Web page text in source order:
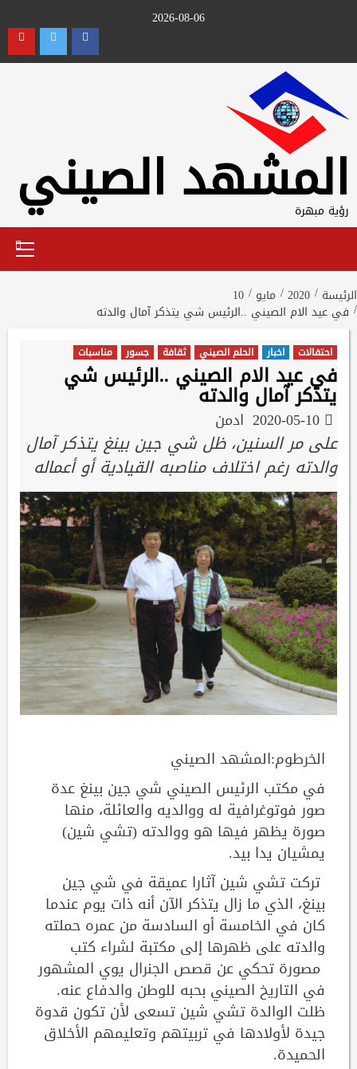
2026-08-06
Facebook
Twitter
المشهد الصيني
رؤية مبهرة
Primary
الرئيسة 2020 مايو 10
في عيد الام الصيني ..الرئيس شي يتذكر آمال والدته
احتفالات اخبار الحلم الصيني ثقافة جسور مناسبات
في عيد الام الصيني ..الرئيس شي
يتذكر آمال والدته
ادمن
على مر السنين، ظل شي جين بينغ يتذكر آمال
والدته رغم اختلاف مناصبه القيادية أو أعماله
الخرطوم:المشهد الصيني
في مكتب الرئيس الصيني شي جين بينغ عدة
صور فوتوغرافية له ووالديه والعائلة، منها
صورة يظهر فيها هو ووالدته (تشي شين)
يمشيان يدا بيد.
تركت تشي شين آثارا عميقة في شي جين
بينغ، الذي ما زال يتذكر الآن أنه ذات يوم عندما
كان في الخامسة أو السادسة من عمره حملته
والدته على ظهرها إلى مكتبة لشراء كتب
مصورة تحكي عن قصص الجنرال يوي المشهور
في التاريخ الصيني بحبه للوطن والدفاع عنه.
ظلت الوالدة تشي شين تسعى لأن تكون قدوة
جيدة لأولادها في تربيتهم وتعليمهم الأخلاق
الحميدة.